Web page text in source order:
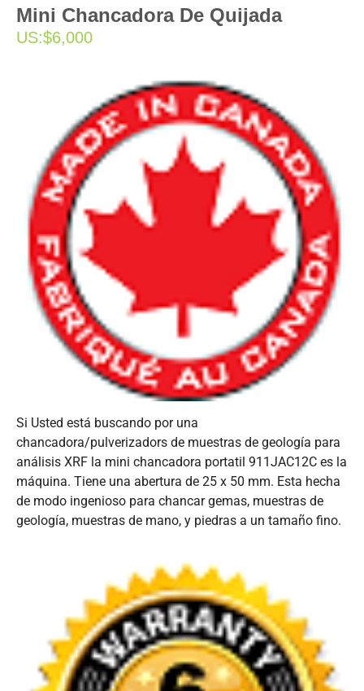
Mini Chancadora De Quijada
US:$6,000
Si Usted está buscando por una
chancadora/pulverizadors de muestras de geología para
análisis XRF la mini chancadora portatil 911JAC12C es la
máquina. Tiene una abertura de 25 x 50 mm. Esta hecha
de modo ingenioso para chancar gemas, muestras de
geología, muestras de mano, y piedras a un tamaño fino.